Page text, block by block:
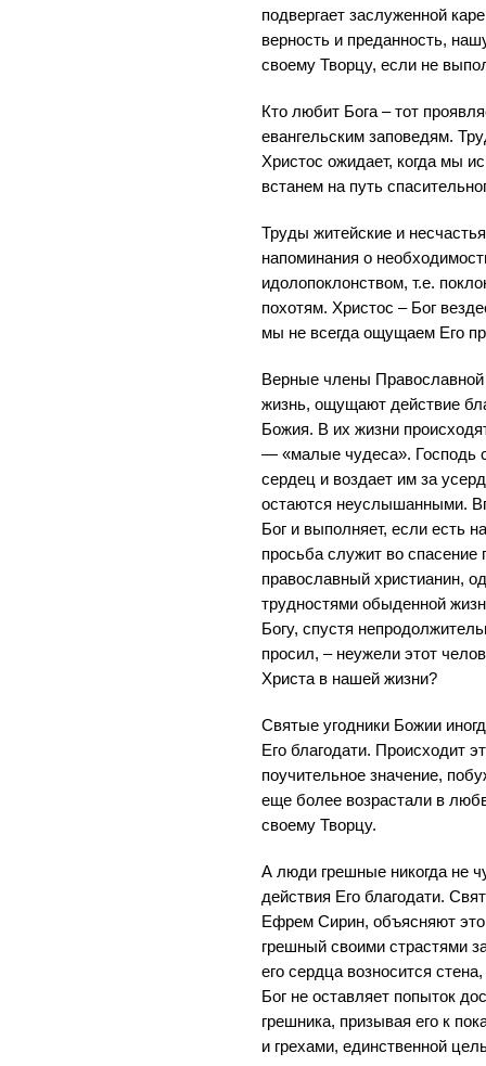
подвергает заслуженной
верность и преданность,
своему Творцу, если не
Кто любит Бога – тот
евангельским заповедям.
Христос ожидает, когда мы
встанем на путь
Труды житейские и
напоминания о
идолопоклонством, т.е.
похотям. Христос – Бог
мы не всегда ощущаем Его
Верные члены
жизнь, ощущают действие
Божия. В их жизни
— «малые чудеса». Господь
сердец и воздает им за
остаются неуслышанными.
Бог и выполняет, если есть
просьба служит во спасение
православный христианин,
трудностями обыденной
Богу, спустя
просил, – неужели этот
Христа в нашей жизни?
Святые угодники Божии
Его благодати. Происходит
поучительное значение,
еще более возрастали в
своему Творцу.
А люди грешные никогда не
действия Его благодати.
Ефрем Сирин, объясняют
грешный своими страстями
его сердца возносится
Бог не оставляет попыток
грешника, призывая его к
и грехами, единственной